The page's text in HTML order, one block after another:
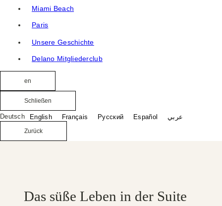
Miami Beach
Paris
Unsere Geschichte
Delano Mitgliederclub
en
Schließen
Deutsch English Français Русский Español عربي
Zurück
Das süße Leben in der Suite